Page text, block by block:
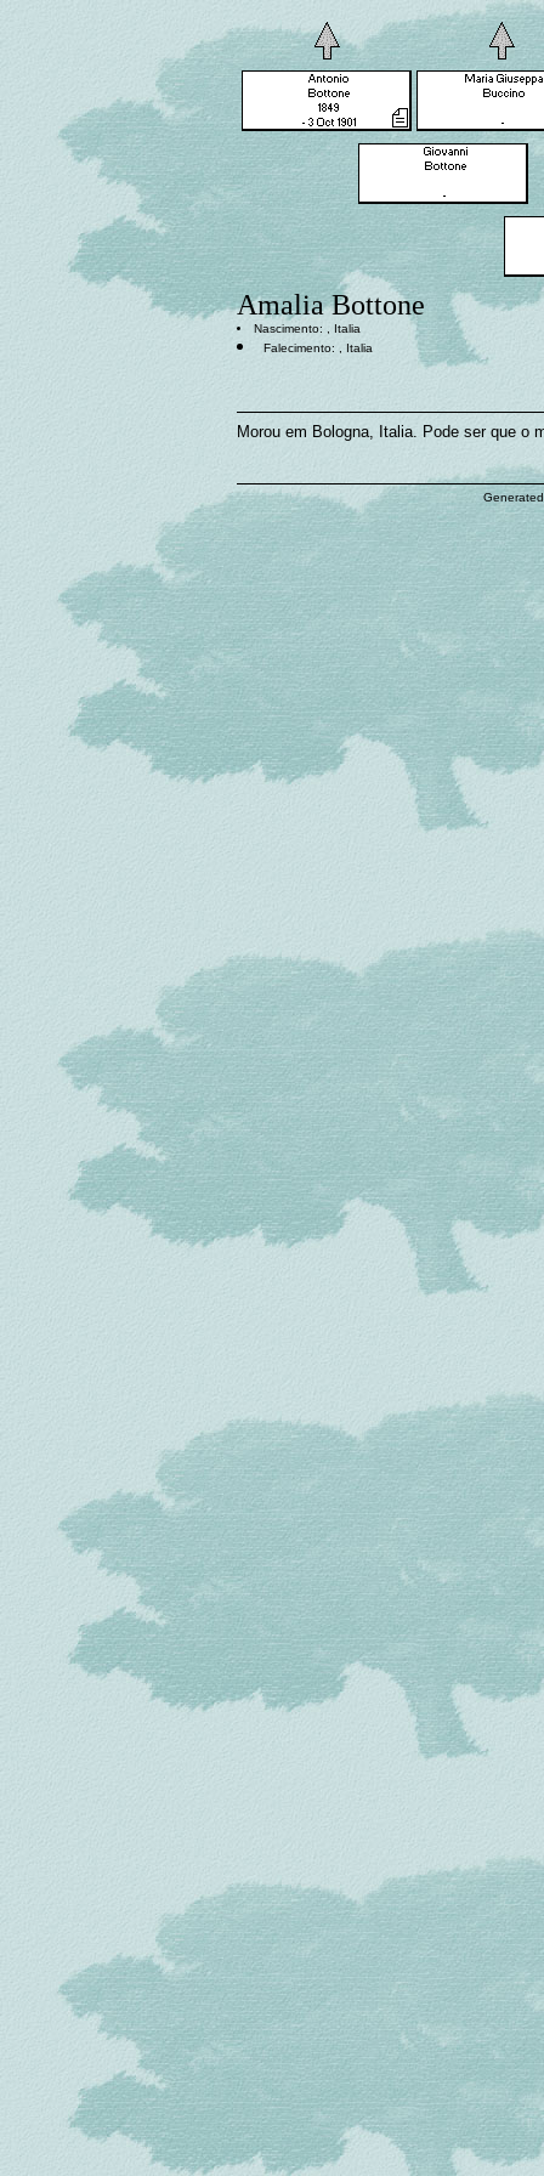
Amalia Bottone
Nascimento: , Italia
Falecimento: , Italia
Morou em Bologna, Italia. Pode ser que o